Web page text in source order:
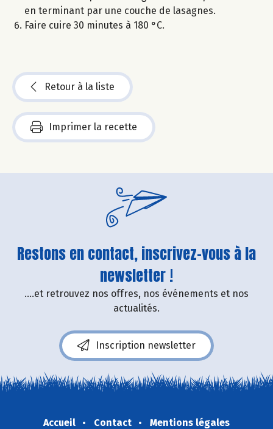
en terminant par une couche de lasagnes.
Faire cuire 30 minutes à 180 °C.
Retour à la liste
Imprimer la recette
Restons en contact, inscrivez-vous à la
newsletter !
....et retrouvez nos offres, nos événements et nos
actualités.
Inscription newsletter
Accueil Contact
Mentions légales